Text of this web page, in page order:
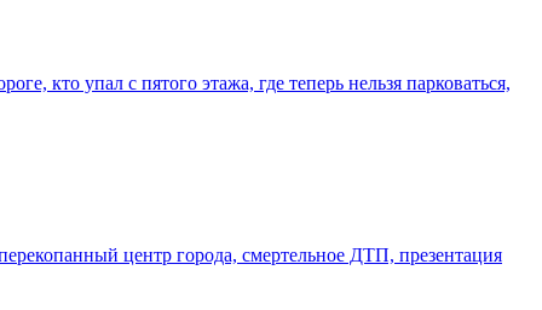
кто упал с пятого этажа, где теперь нельзя парковаться,
центр города, смертельное ДТП, презентация